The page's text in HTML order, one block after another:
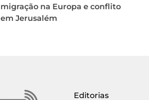
migração na Europa e conflito
em Jerusalém
Editorias